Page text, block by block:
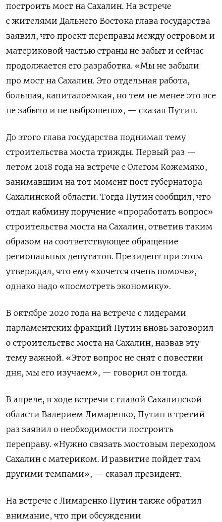
построить мост на Сахалин. На встрече
с жителями Дальнего Востока глава государства
заявил, что проект переправы между островом и
материковой частью страны не забыт и сейчас
продолжается его разработка. «Мы не забыли
про мост на Сахалин. Это отдельная работа,
большая, капиталоемкая, но тем не менее это все
не забыто и не выброшено», — сказал Путин.
До этого глава государства поднимал тему
строительства моста трижды. Первый раз —
летом 2018 года на встрече с Олегом Кожемяко,
занимавшим на тот момент пост губернатора
Сахалинской области. Тогда Путин сообщил, что
отдал кабмину поручение «проработать вопрос»
строительства моста на Сахалин, ответив таким
образом на соответствующее обращение
региональных депутатов. Президент при этом
утверждал, что ему «хочется очень помочь»,
однако надо «посмотреть экономику».
В октябре 2020 года на встрече с лидерами
парламентских фракций Путин вновь заговорил
о строительстве моста на Сахалин, назвав эту
тему важной. «Этот вопрос не снят с повестки
дня, мы его изучаем», — говорил он тогда.
В апреле, в ходе встречи с главой Сахалинской
области Валерием Лимаренко, Путин в третий
раз заявил о необходимости построить
переправу. «Нужно связать мостовым переходом
Сахалин с материком. И развитие пойдет там
другими темпами», — сказал президент.
На встрече с Лимаренко Путин также обратил
внимание, что при обсуждении